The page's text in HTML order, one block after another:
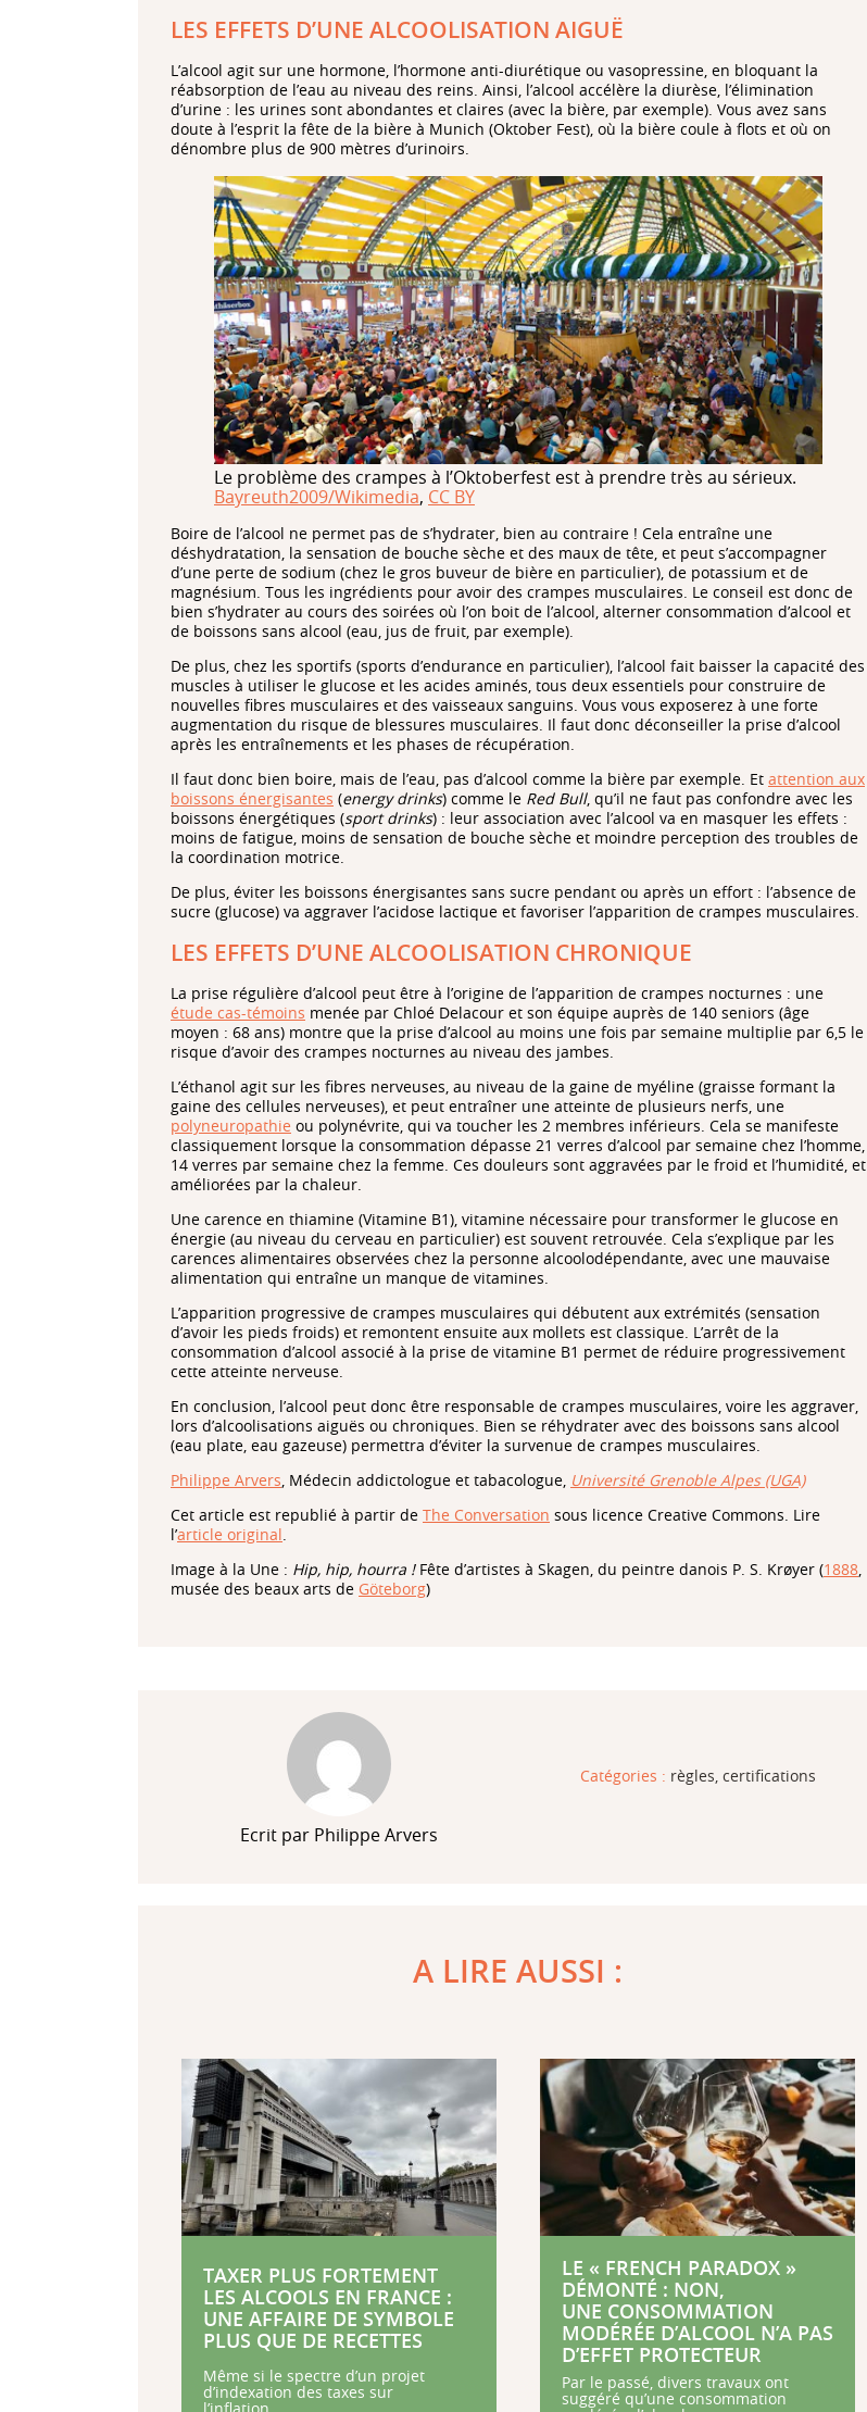
LES EFFETS D’UNE ALCOOLISATION AIGUË
L’alcool agit sur une hormone, l’hormone anti-diurétique ou vasopressine, en bloquant la
réabsorption de l’eau au niveau des reins. Ainsi, l’alcool accélère la diurèse, l’élimination
d’urine : les urines sont abondantes et claires (avec la bière, par exemple). Vous avez sans
doute à l’esprit la fête de la bière à Munich (Oktober Fest), où la bière coule à flots et où on
dénombre plus de 900 mètres d’urinoirs.
Le problème des crampes à l’Oktoberfest est à prendre très au sérieux.
Bayreuth2009/Wikimedia, CC BY
Boire de l’alcool ne permet pas de s’hydrater, bien au contraire ! Cela entraîne une
déshydratation, la sensation de bouche sèche et des maux de tête, et peut s’accompagner
d’une perte de sodium (chez le gros buveur de bière en particulier), de potassium et de
magnésium. Tous les ingrédients pour avoir des crampes musculaires. Le conseil est donc de
bien s’hydrater au cours des soirées où l’on boit de l’alcool, alterner consommation d’alcool et
de boissons sans alcool (eau, jus de fruit, par exemple).
De plus, chez les sportifs (sports d’endurance en particulier), l’alcool fait baisser la capacité des
muscles à utiliser le glucose et les acides aminés, tous deux essentiels pour construire de
nouvelles fibres musculaires et des vaisseaux sanguins. Vous vous exposerez à une forte
augmentation du risque de blessures musculaires. Il faut donc déconseiller la prise d’alcool
après les entraînements et les phases de récupération.
Il faut donc bien boire, mais de l’eau, pas d’alcool comme la bière par exemple. Et attention aux
boissons énergisantes (energy drinks) comme le Red Bull, qu’il ne faut pas confondre avec les
boissons énergétiques (sport drinks) : leur association avec l’alcool va en masquer les effets :
moins de fatigue, moins de sensation de bouche sèche et moindre perception des troubles de
la coordination motrice.
De plus, éviter les boissons énergisantes sans sucre pendant ou après un effort : l’absence de
sucre (glucose) va aggraver l’acidose lactique et favoriser l’apparition de crampes musculaires.
LES EFFETS D’UNE ALCOOLISATION CHRONIQUE
La prise régulière d’alcool peut être à l’origine de l’apparition de crampes nocturnes : une
étude cas-témoins menée par Chloé Delacour et son équipe auprès de 140 seniors (âge
moyen : 68 ans) montre que la prise d’alcool au moins une fois par semaine multiplie par 6,5 le
risque d’avoir des crampes nocturnes au niveau des jambes.
L’éthanol agit sur les fibres nerveuses, au niveau de la gaine de myéline (graisse formant la
gaine des cellules nerveuses), et peut entraîner une atteinte de plusieurs nerfs, une
polyneuropathie ou polynévrite, qui va toucher les 2 membres inférieurs. Cela se manifeste
classiquement lorsque la consommation dépasse 21 verres d’alcool par semaine chez l’homme,
14 verres par semaine chez la femme. Ces douleurs sont aggravées par le froid et l’humidité, et
améliorées par la chaleur.
Une carence en thiamine (Vitamine B1), vitamine nécessaire pour transformer le glucose en
énergie (au niveau du cerveau en particulier) est souvent retrouvée. Cela s’explique par les
carences alimentaires observées chez la personne alcoolodépendante, avec une mauvaise
alimentation qui entraîne un manque de vitamines.
L’apparition progressive de crampes musculaires qui débutent aux extrémités (sensation
d’avoir les pieds froids) et remontent ensuite aux mollets est classique. L’arrêt de la
consommation d’alcool associé à la prise de vitamine B1 permet de réduire progressivement
cette atteinte nerveuse.
En conclusion, l’alcool peut donc être responsable de crampes musculaires, voire les aggraver,
lors d’alcoolisations aiguës ou chroniques. Bien se réhydrater avec des boissons sans alcool
(eau plate, eau gazeuse) permettra d’éviter la survenue de crampes musculaires.
Philippe Arvers, Médecin addictologue et tabacologue, Université Grenoble Alpes (UGA)
Cet article est republié à partir de The Conversation sous licence Creative Commons. Lire
l’article original.
Image à la Une : Hip, hip, hourra !Fête d’artistes à Skagen, du peintre danois P. S. Krøyer (1888,
musée des beaux arts de Göteborg)
Ecrit par Philippe Arvers
Catégories : règles, certifications
A LIRE AUSSI :
TAXER PLUS FORTEMENT
LES ALCOOLS EN FRANCE :
UNE AFFAIRE DE SYMBOLE
PLUS QUE DE RECETTES
Même si le spectre d’un projet
d’indexation des taxes sur
LE « FRENCH PARADOX »
DÉMONTÉ : NON,
UNE CONSOMMATION
MODÉRÉE D’ALCOOL N’A PAS
D’EFFET PROTECTEUR
Par le passé, divers travaux ont
suggéré qu’une consommation